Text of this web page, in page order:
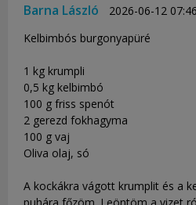
Barna László 2026-06-12
Kelbimbós burgonyapüré
1 kg krumpli
0,5 kg kelbimbó
100 g friss spenót
2 gerezd fokhagyma
100 g vaj
Oliva olaj, só
A kockákra vágott krumplit és a